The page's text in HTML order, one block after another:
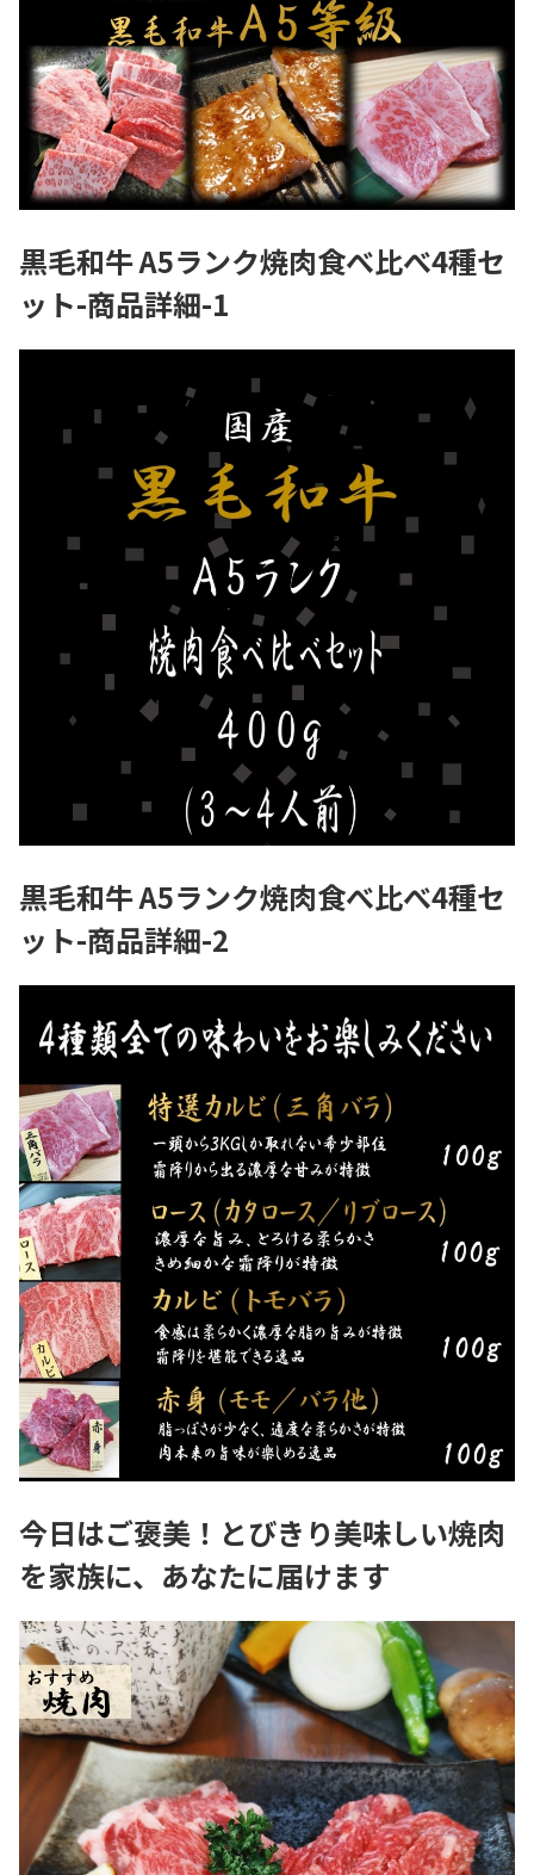
黒毛和牛 A5ランク焼肉食べ比べ4種セ
ット-商品詳細-1
黒毛和牛 A5ランク焼肉食べ比べ4種セ
ット-商品詳細-2
今日はご褒美！とびきり美味しい焼肉
を家族に、あなたに届けます